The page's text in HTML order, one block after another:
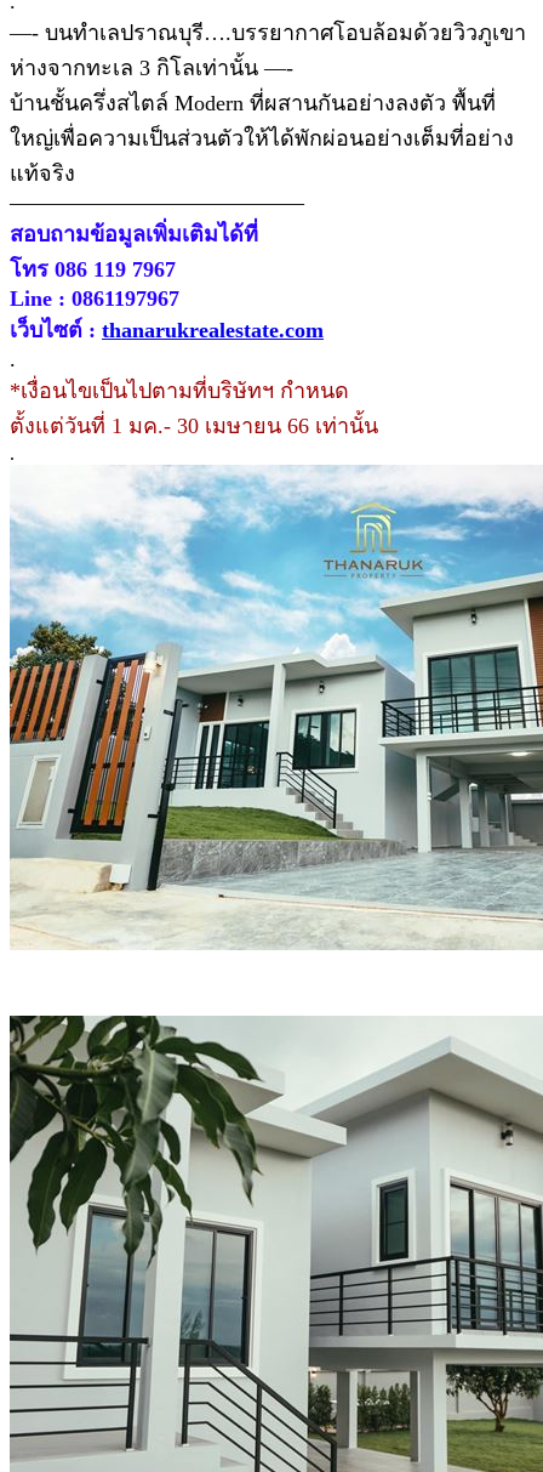
—- บนทำเลปราณบุรี….บรรยากาศโอบล้อมด้วยวิวภูเขา
ห่างจากทะเล 3 กิโลเท่านั้น —-
บ้านชั้นครึ่งสไตล์ Modern ที่ผสานกันอย่างลงตัว พื้นที่
ใหญ่เพื่อความเป็นส่วนตัวให้ได้พักผ่อนอย่างเต็มที่อย่าง
แท้จริง
—————————————–
สอบถามข้อมูลเพิ่มเติมได้ที่
โทร 086 119 7967
Line : 0861197967
เว็บไซต์ : thanarukrealestate.com
.
*เงื่อนไขเป็นไปตามที่บริษัทฯ กำหนด
ตั้งแต่วันที่ 1 มค.- 30 เมษายน 66 เท่านั้น
.